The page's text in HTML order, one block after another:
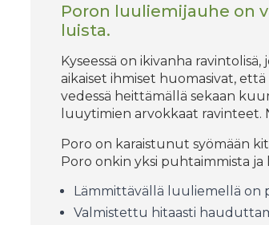
Poron luuliemijauhe on
luista.
Kyseessä on ikivanha
aikaiset ihmiset huomasivat,
vedessä heittämällä sekaan
luuytimien arvokkaat ravinteet.
Poro on karaistunut syömään
Poro onkin yksi puhtaimmista ja
Lämmittävällä luuliemellä on
Valmistettu hitaasti